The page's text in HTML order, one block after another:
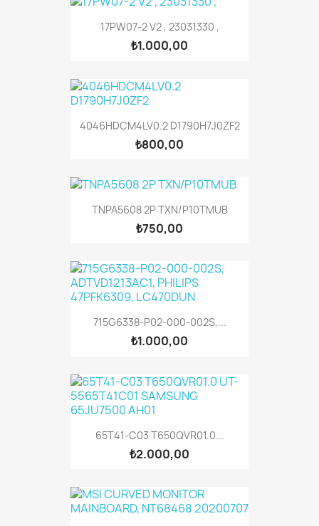
17PW07-2 V2 , 23031330 ,
₺1.000,00
4046HDCM4LV0.2 D1790H7J0ZF2
₺800,00
TNPA5608 2P TXN/P10TMUB
₺750,00
715G6338-P02-000-002S,...
₺1.000,00
65T41-C03 T650QVR01.0...
₺2.000,00